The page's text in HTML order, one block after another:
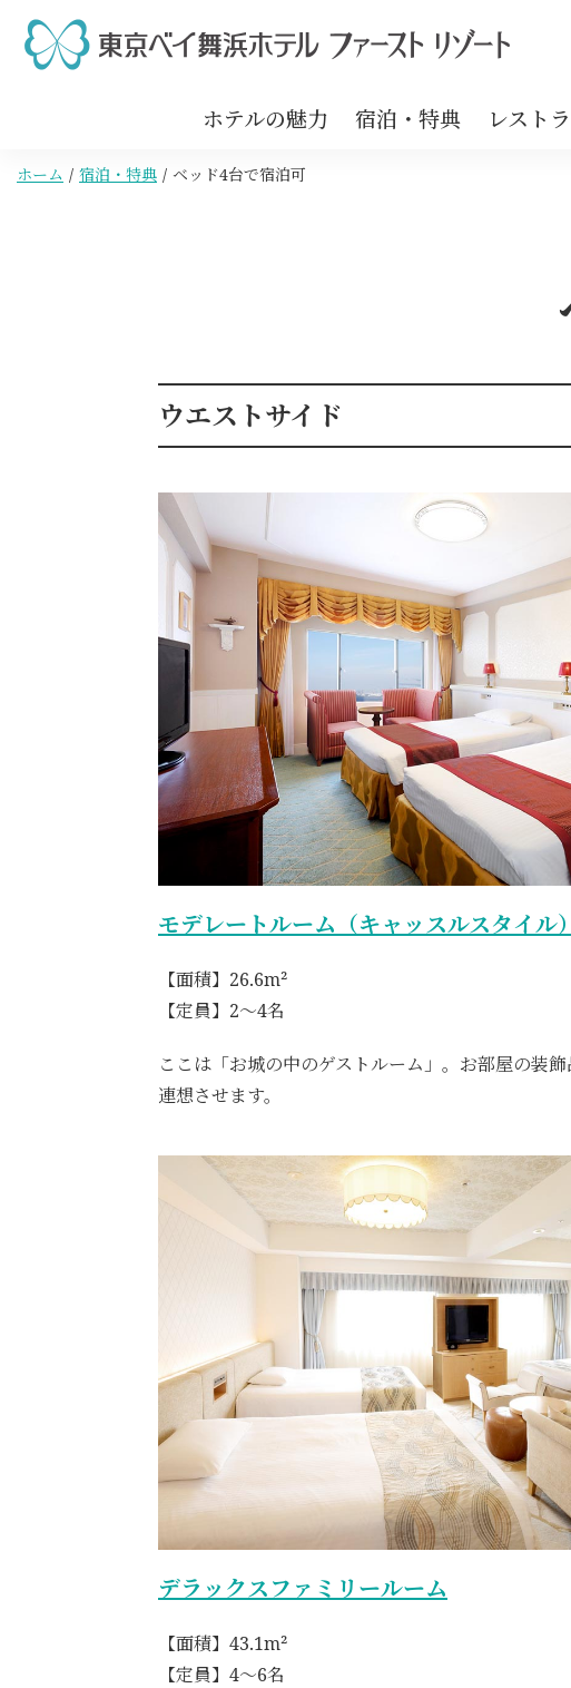
ホテルの魅力 宿泊・特典 レスト
ホーム 宿泊・特典 ベッド4台で宿泊可
ウエストサイド
モデレートルーム（キャッスルスタイル）
【面積】26.6m²
【定員】2～4名
ここは「お城の中のゲストルーム」。お部屋の装
連想させます。
デラックスファミリールーム
【面積】43.1m²
【定員】4～6名